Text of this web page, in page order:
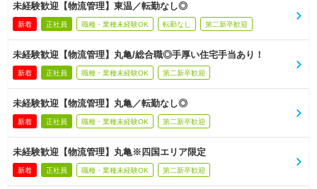
未経験歓迎【物流管理】東温／転勤なし◎
新着 正社員 職種・業種未経験OK 転勤なし 第二新卒歓迎
未経験歓迎【物流管理】丸亀/総合職◎手厚い住宅手当あり！
新着 正社員 職種・業種未経験OK 第二新卒歓迎
未経験歓迎【物流管理】丸亀／転勤なし◎
新着 正社員 職種・業種未経験OK 第二新卒歓迎
未経験歓迎【物流管理】丸亀※四国エリア限定
新着 正社員 職種・業種未経験OK 第二新卒歓迎